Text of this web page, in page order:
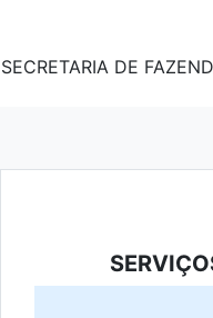
SECRETARIA DE